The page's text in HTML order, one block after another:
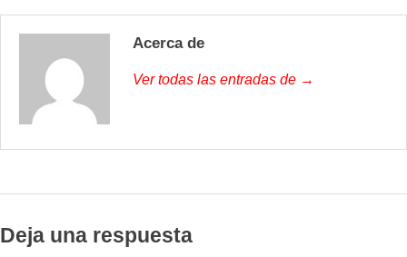
Acerca de
Ver todas las entradas de →
Deja una respuesta